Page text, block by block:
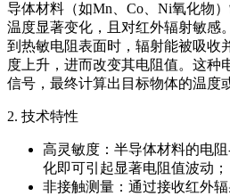
导体材料（如Mn、Co、Ni氧化物
温度显著变化，且对红外辐射敏感
到热敏电阻表面时，辐射能被吸收
度上升，进而改变其电阻值。这种
信号，最终计算出目标物体的温度
2. 技术特性
高灵敏度：半导体材料的电
化即可引起显著电阻值波动；
非接触测量：通过接收红外